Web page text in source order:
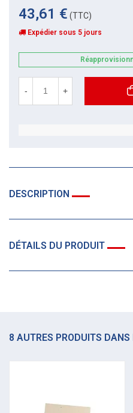
43,61 € (TTC)
Expédier sous 5 jours
- +
DESCRIPTION
DÉTAILS DU PRODUIT
8 AUTRES PRODUITS